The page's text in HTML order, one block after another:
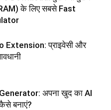
के लिए सबसे Fast
Extension: प्राइवेसी और
अपना खुद का AI
बनाएं?